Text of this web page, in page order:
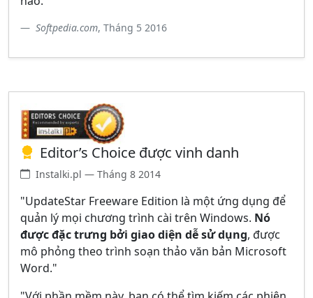
Softpedia.com, Tháng 5 2016
Editor’s Choice được vinh danh
Instalki.pl — Tháng 8 2014
"UpdateStar Freeware Edition là một ứng dụng để
quản lý mọi chương trình cài trên Windows. Nó
được đặc trưng bởi giao diện dễ sử dụng, được
mô phỏng theo trình soạn thảo văn bản Microsoft
Word."